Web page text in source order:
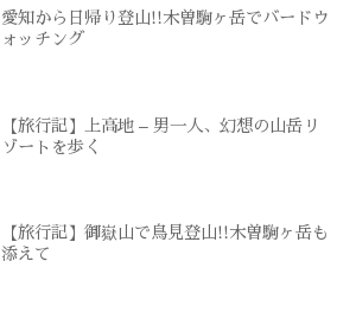
愛知から日帰り登山!!木曽駒ヶ岳でバードウ
ォッチング
【旅行記】上高地 – 男一人、幻想の山岳リ
ゾートを歩く
【旅行記】御嶽山で鳥見登山!!木曽駒ヶ岳も
添えて